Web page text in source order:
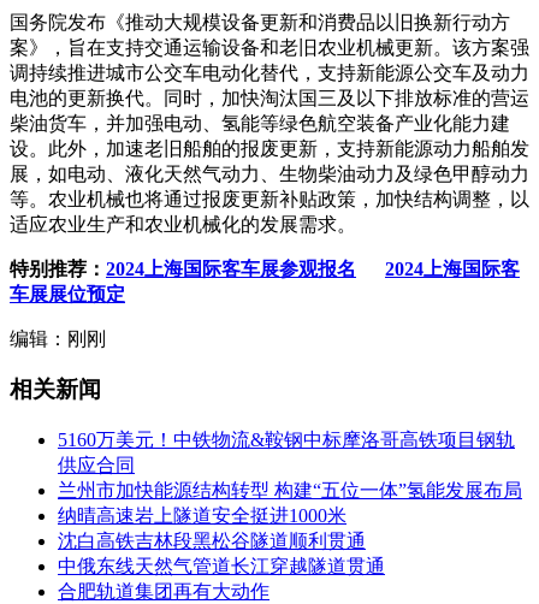
国务院发布《推动大规模设备更新和消费品以旧换新行动方
案》，旨在支持交通运输设备和老旧农业机械更新。该方案强
调持续推进城市公交车电动化替代，支持新能源公交车及动力
电池的更新换代。同时，加快淘汰国三及以下排放标准的营运
柴油货车，并加强电动、氢能等绿色航空装备产业化能力建
设。此外，加速老旧船舶的报废更新，支持新能源动力船舶发
展，如电动、液化天然气动力、生物柴油动力及绿色甲醇动力
等。农业机械也将通过报废更新补贴政策，加快结构调整，以
适应农业生产和农业机械化的发展需求。
特别推荐： 2024上海国际客车展参观报名
2024上海国际客
车展展位预定
编辑：刚刚
相关新闻
5160万美元！中铁物流&鞍钢中标摩洛哥高铁项目钢轨
供应合同
兰州市加快能源结构转型 构建“五位一体”氢能发展布局
纳晴高速岩上隧道安全挺进1000米
沈白高铁吉林段黑松谷隧道顺利贯通
中俄东线天然气管道长江穿越隧道贯通
合肥轨道集团再有大动作